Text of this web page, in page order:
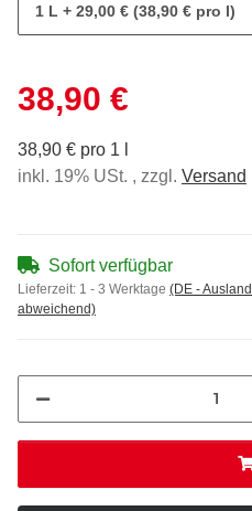
1 L + 29,00 € (38,90 € pro l)
38,90 €
38,90 € pro 1 l
inkl. 19% USt. , zzgl. Versand
Sofort verfügbar
Lieferzeit: 1 - 3 Werktage (DE - Ausland
abweichend)